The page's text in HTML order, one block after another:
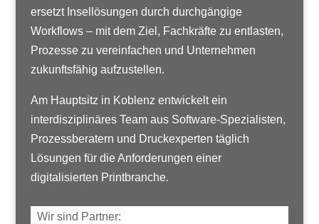
ersetzt Insellösungen durch durchgängige
Workflows – mit dem Ziel, Fachkräfte zu entlasten,
Prozesse zu vereinfachen und Unternehmen
zukunftsfähig aufzustellen.
Am Hauptsitz in Koblenz entwickelt ein
interdisziplinäres Team aus Software-Spezialisten,
Prozessberatern und Druckexperten täglich
Lösungen für die Anforderungen einer
digitalisierten Printbranche.
Wir sind Partner: